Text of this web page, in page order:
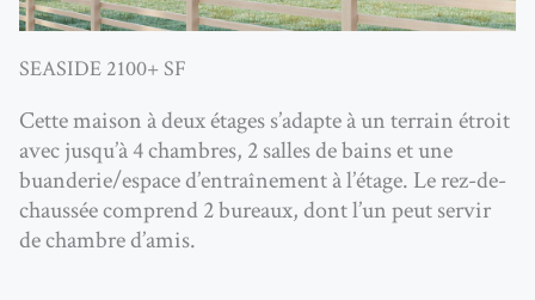
SEASIDE 2100+ SF
Cette maison à deux étages s’adapte à un terrain étroit
avec jusqu’à 4 chambres, 2 salles de bains et une
buanderie/espace d’entraînement à l’étage. Le rez-de-
chaussée comprend 2 bureaux, dont l’un peut servir
de chambre d’amis.